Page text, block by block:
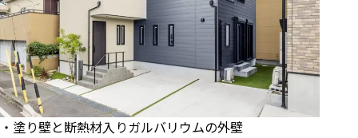
・塗り壁と断熱材入りガルバリウムの外壁